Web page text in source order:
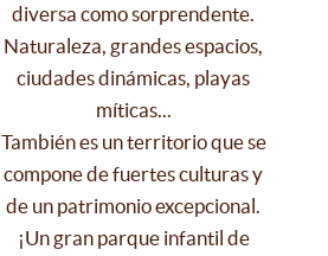
diversa como sorprendente.
Naturaleza, grandes espacios,
ciudades dinámicas, playas
míticas...
También es un territorio que se
compone de fuertes culturas y
de un patrimonio excepcional.
¡Un gran parque infantil de